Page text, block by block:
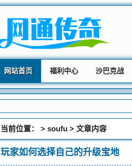
网站首页 福利中心 沙巴克战
当前位置： > soufu > 文章内容
玩家如何选择自己的升级宝地